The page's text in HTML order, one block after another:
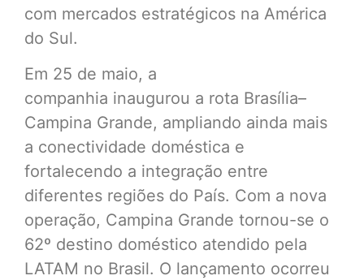
com mercados estratégicos na América
do Sul.
Em 25 de maio, a
companhia inaugurou a rota Brasília–
Campina Grande, ampliando ainda mais
a conectividade doméstica e
fortalecendo a integração entre
diferentes regiões do País. Com a nova
operação, Campina Grande tornou-se o
62º destino doméstico atendido pela
LATAM no Brasil. O lançamento ocorreu